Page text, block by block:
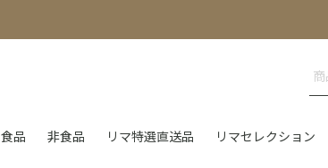
食品 非食品 リマ特選直送品 リマセレクション